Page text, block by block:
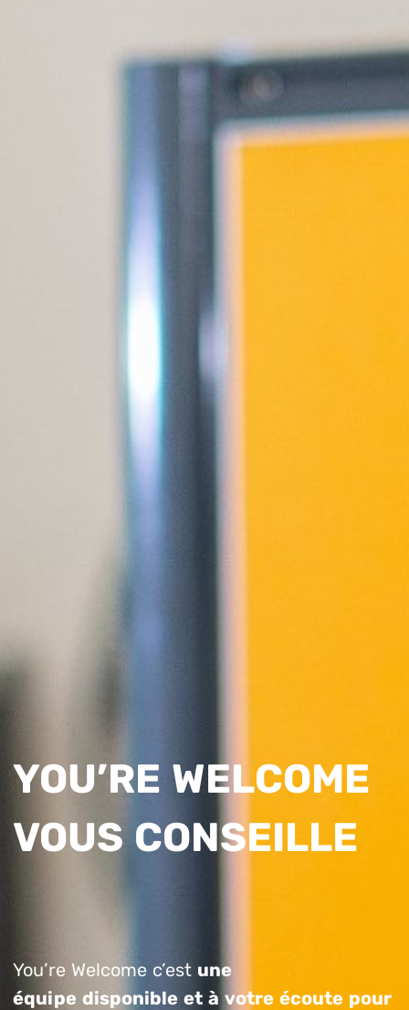
YOU’RE WELCOME
VOUS CONSEILLE
You’re Welcome c’est une
équipe disponible et à votre écoute pour